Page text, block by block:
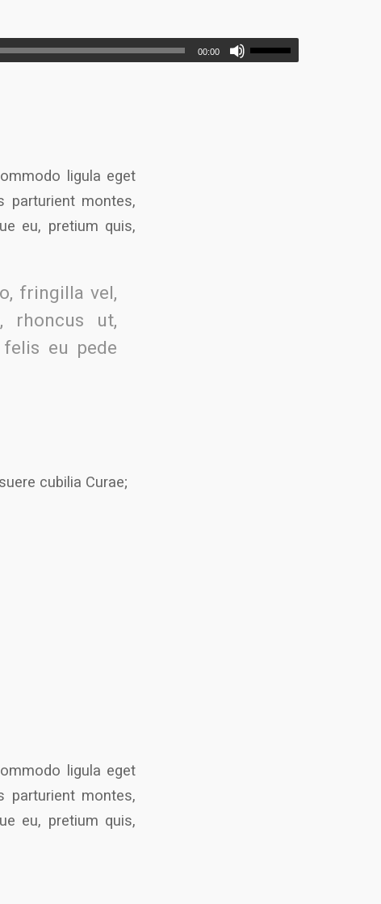
00:00
ligula eget
parturient montes,
eu, pretium quis,
fringilla vel,
rhoncus ut,
eu pede
cubilia Curae;
ligula eget
parturient montes,
eu, pretium quis,